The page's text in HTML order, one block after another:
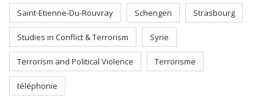
Saint-Etienne-Du-Rouvray Schengen Strasbourg
Studies in Conflict & Terrorism Syrie
Terrorism and Political Violence Terrorisme
téléphonie